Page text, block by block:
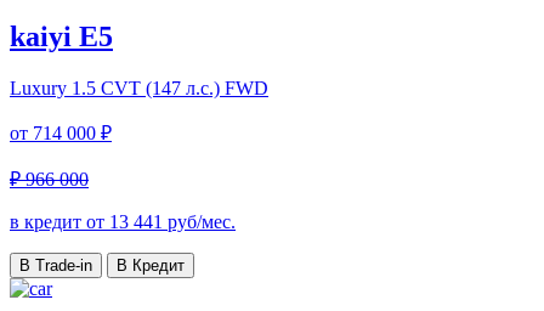
kaiyi E5
Luxury 1.5 CVT (147 л.с.) FWD
от 714 000 ₽
₽ 966 000
в кредит от 13 441 руб/мес.
В Trade-in В Кредит